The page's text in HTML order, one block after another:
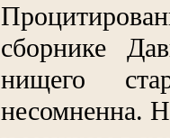
сборнике
нищего
несомненна.